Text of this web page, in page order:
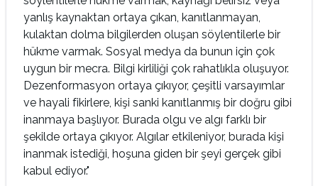
yanlış kaynaktan ortaya çıkan, kanıtlanmayan,
kulaktan dolma bilgilerden oluşan söylentilerle bir
hükme varmak. Sosyal medya da bunun için çok
uygun bir mecra. Bilgi kirliliği çok rahatlıkla oluşuyor.
Dezenformasyon ortaya çıkıyor, çeşitli varsayımlar
ve hayali fikirlere, kişi sanki kanıtlanmış bir doğru gibi
inanmaya başlıyor. Burada olgu ve algı farklı bir
şekilde ortaya çıkıyor. Algılar etkileniyor, burada kişi
inanmak istediği, hoşuna giden bir şeyi gerçek gibi
kabul ediyor."